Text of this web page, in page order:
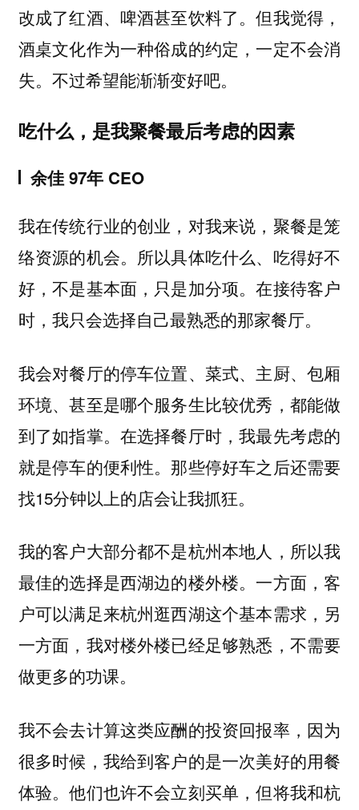
改成了红酒、啤酒甚至饮料了。但我觉得，
酒桌文化作为一种俗成的约定，一定不会消
失。不过希望能渐渐变好吧。
吃什么，是我聚餐最后考虑的因素
余佳 97年 CEO
我在传统行业的创业，对我来说，聚餐是笼
络资源的机会。所以具体吃什么、吃得好不
好，不是基本面，只是加分项。在接待客户
时，我只会选择自己最熟悉的那家餐厅。
我会对餐厅的停车位置、菜式、主厨、包厢
环境、甚至是哪个服务生比较优秀，都能做
到了如指掌。在选择餐厅时，我最先考虑的
就是停车的便利性。那些停好车之后还需要
找15分钟以上的店会让我抓狂。
我的客户大部分都不是杭州本地人，所以我
最佳的选择是西湖边的楼外楼。一方面，客
户可以满足来杭州逛西湖这个基本需求，另
一方面，我对楼外楼已经足够熟悉，不需要
做更多的功课。
我不会去计算这类应酬的投资回报率，因为
很多时候，我给到客户的是一次美好的用餐
体验。他们也许不会立刻买单，但将我和杭